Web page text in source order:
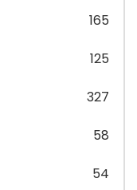
165
125
327
58
54